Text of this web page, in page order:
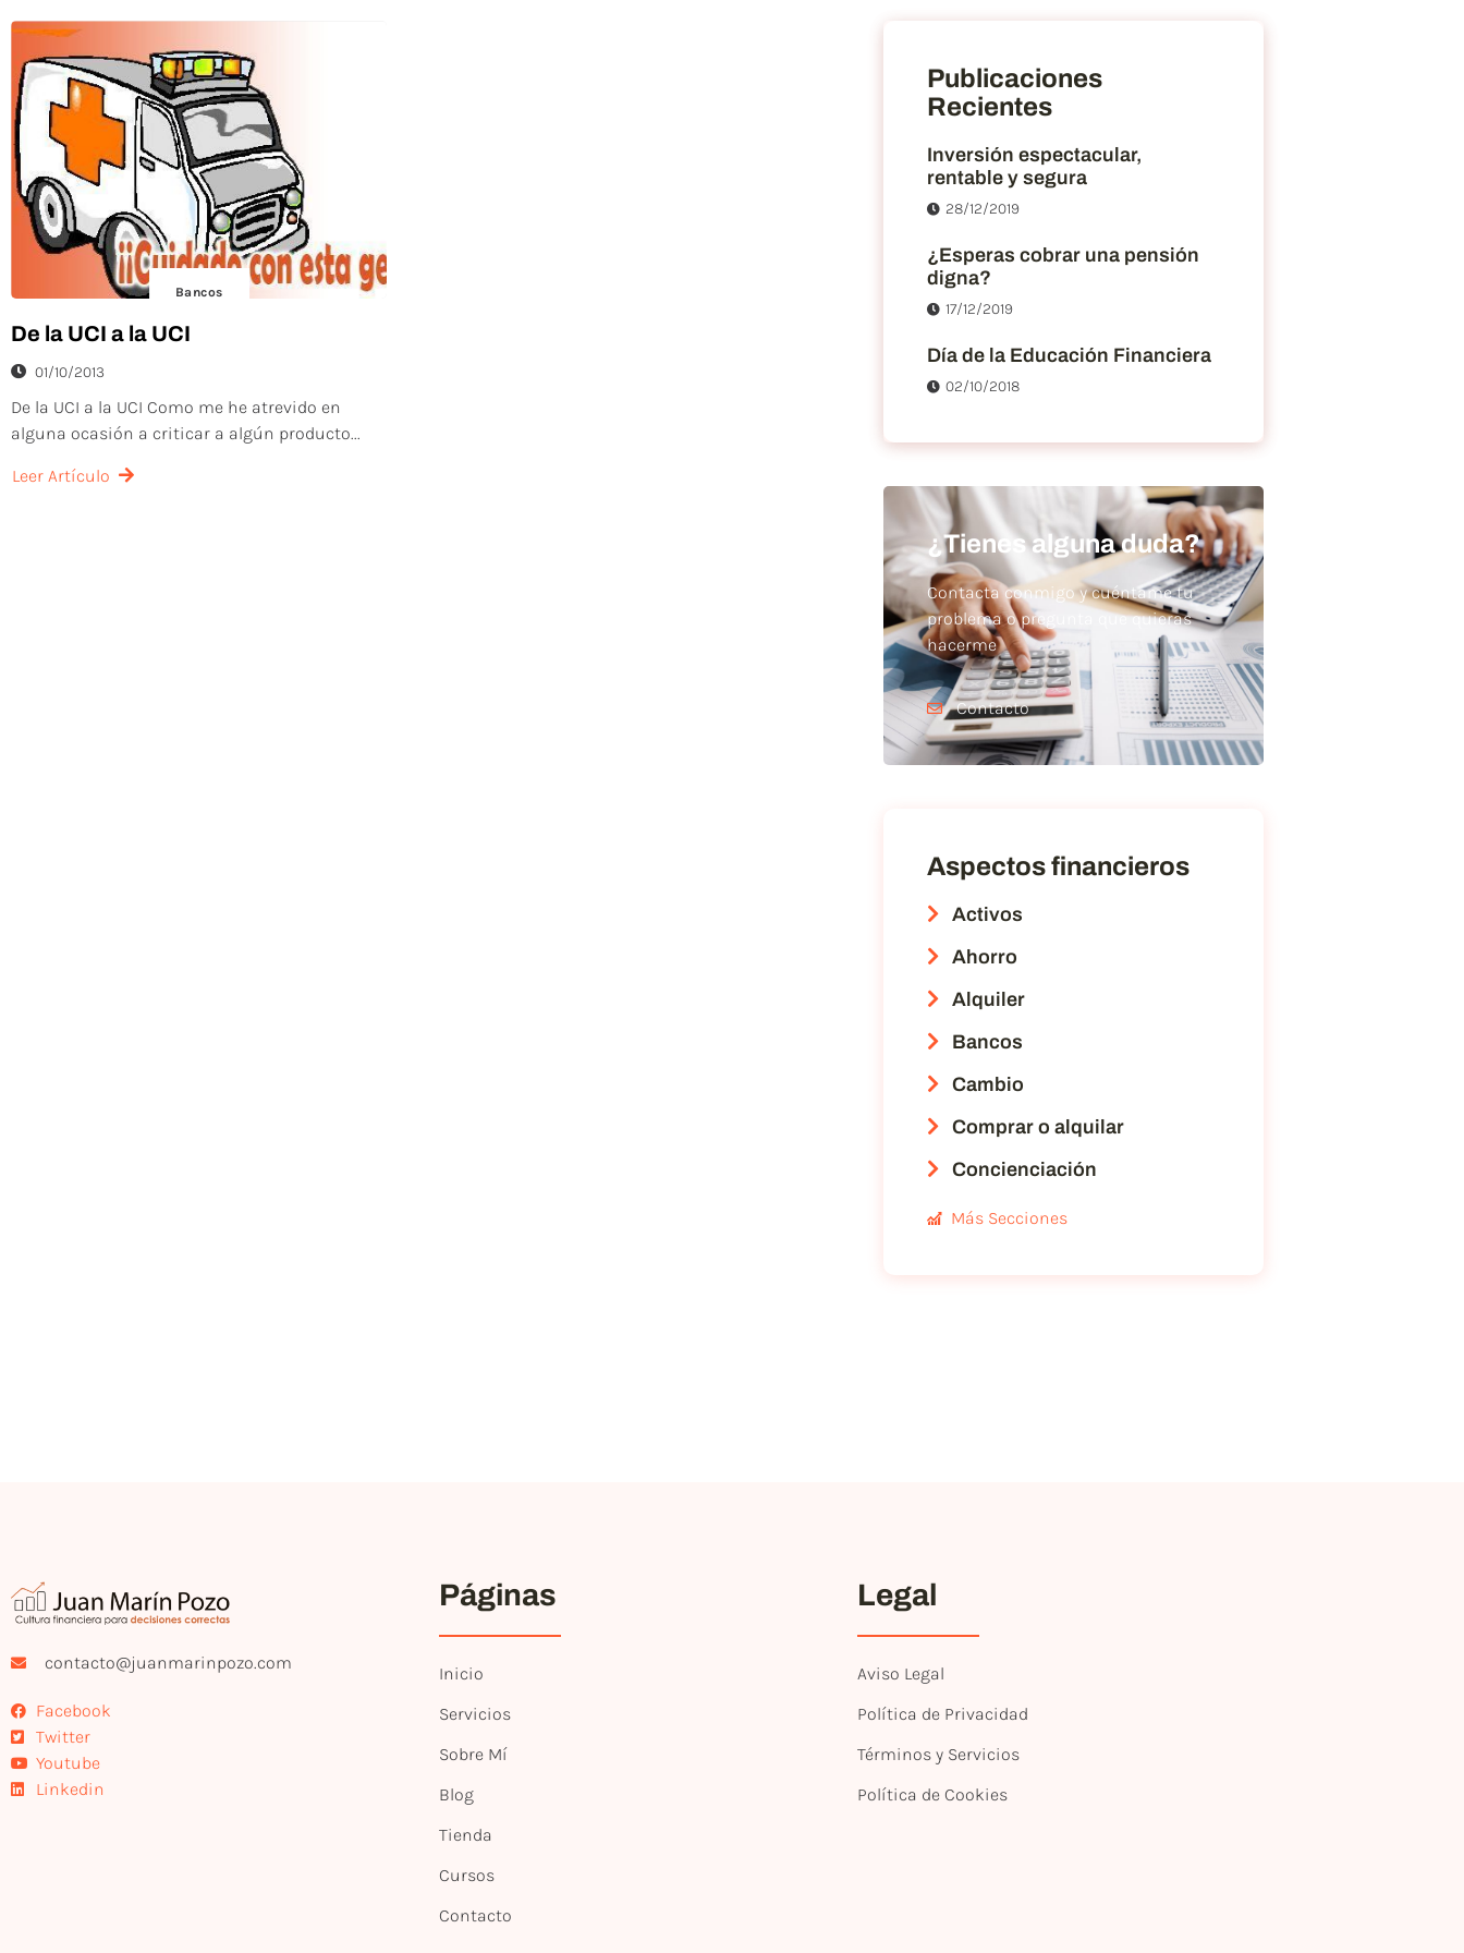
Bancos
De la UCI a la UCI
01/10/2013
De la UCI a la UCI Como me he atrevido en
alguna ocasión a criticar a algún producto...
Leer Artículo
Publicaciones
Recientes
Inversión espectacular,
rentable y segura
28/12/2019
¿Esperas cobrar una pensión
digna?
17/12/2019
Día de la Educación Financiera
02/10/2018
¿Tienes alguna duda?
Contacta conmigo y cuéntame tu
problema o pregunta que quieras
hacerme
Contacto
Aspectos financieros
Activos
Ahorro
Alquiler
Bancos
Cambio
Comprar o alquilar
Concienciación
Más Secciones
contacto@juanmarinpozo.com
Facebook
Twitter
Youtube
Linkedin
Páginas
Inicio
Servicios
Sobre Mí
Blog
Tienda
Cursos
Contacto
Legal
Aviso Legal
Política de Privacidad
Términos y Servicios
Política de Cookies